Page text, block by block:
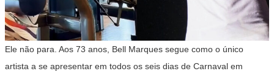
Ele não para. Aos 73 anos, Bell Marques segue como o único
artista a se apresentar em todos os seis dias de Carnaval em